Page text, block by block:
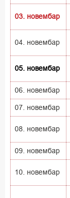
03. новембар
04. новембар
05. новембар
06. новембар
07. новембар
08. новембар
09. новембар
10. новембар